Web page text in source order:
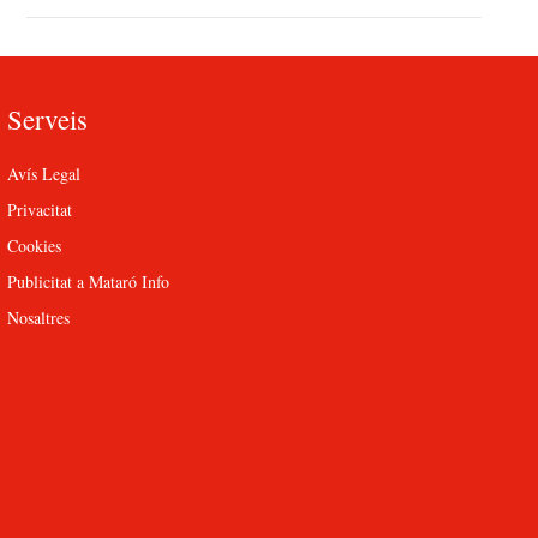
Serveis
Avís Legal
Privacitat
Cookies
Publicitat a Mataró Info
Nosaltres